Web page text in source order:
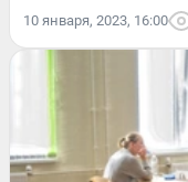
10 января, 2023, 16:00